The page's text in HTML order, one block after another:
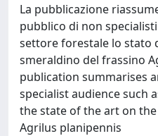
La pubblicazione
pubblico di non
settore forestale lo stato
smeraldino del frassino
publication summarises
specialist audience such
the state of the art on
Agrilus planipennis